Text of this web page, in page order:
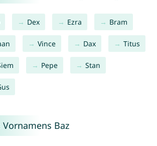
Dex Ezra Bram
Vince Dax Titus
Pepe Stan
Baz